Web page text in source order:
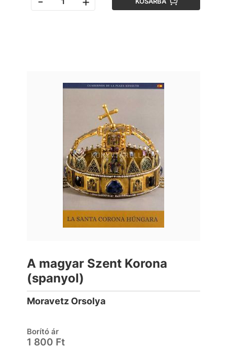
A magyar Szent Korona
(spanyol)
Moravetz Orsolya
Borító ár
1 800 Ft